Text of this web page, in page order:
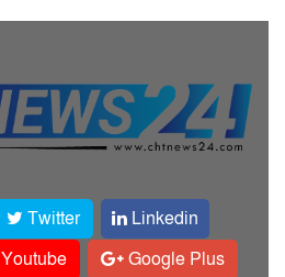
Twitter
Linkedin
Youtube Google Plus